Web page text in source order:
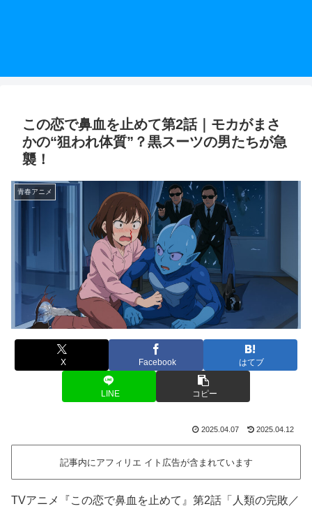
この恋で鼻血を止めて第2話｜モカがまさ
かの“狙われ体質”？黒スーツの男たちが急
襲！
青春アニメ
X Facebook はてブ
LINE コピー
2025.04.07 2025.04.12
記事内にアフィリエ イト広告が含まれています
TVアニメ『この恋で鼻血を止めて』第2話「人類の完敗／